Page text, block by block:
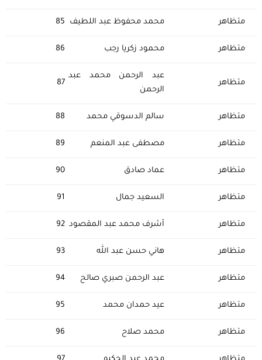
متظاهر محمد محفوظ عبد اللطيف 85
متظاهر محمود زكريا رجب 86
متظاهر
عبد الرحمن محمد عبد
الرحمن
87
متظاهر سالم الدسوقي محمد 88
متظاهر مصطفى عبد المنعم 89
متظاهر عماد صادق 90
متظاهر السعيد جمال 91
متظاهر أشرف محمد عبد المقصود 92
متظاهر هاني حسن عبد الله 93
متظاهر عبد الرحمن صبري صالح 94
متظاهر عيد حمدان محمد 95
متظاهر محمد صلاح 96